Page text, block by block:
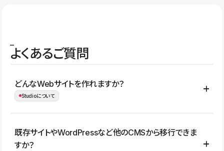
よくあるご質問
どんなWebサイトを作れますか？
Studioについて
コーポレートサイト、サービスサイト、LP、採用サイト、ブロ
グ・メディア、イベントサイト、店舗・商品紹介サイト、ポートフ
既存サイトやWordPressなど他のCMSから移行できま
すか？